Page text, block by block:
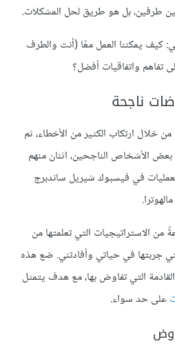
طرفين، بل هو طريق لحل المشكلات.
كيف يمكننا العمل معًا (أنت والطرف
تفاهم واتفاقيات أفضل؟
خلال ارتكاب الكثير من الأخطاء، ثم
بعض الأشخاص الناجحين، اثنان منهم
في فيسبوك شيريل ساندبرج
من الاستراتيجيات التي تعلمتها من
جربتها في حياتي وأفادتني. ضع هذه
التي تفاوض بها، مع هدف يتمثل
على حد سواء.